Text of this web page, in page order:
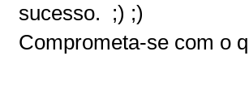
sucesso. ;) ;)
Comprometa-se com o